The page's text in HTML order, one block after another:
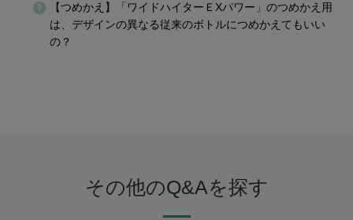
【つめかえ】「ワイドハイターＥXパワー」のつめかえ用
は、デザインの異なる従来のボトルにつめかえてもいい
の？
その他のQ&Aを探す